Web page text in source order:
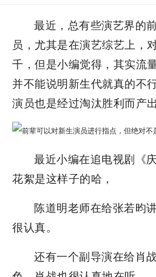
最近，总有些演艺界的
员，尤其是在演艺综艺上，
千，但是小编觉得，其实流
并不能说明新生代就真的不
演员也是经过淘汰胜利而产出
最近小编在追电视剧《
花絮是这样子的哈，
陈道明老师在给张若昀
很认真。
还有一个副导演在给肖